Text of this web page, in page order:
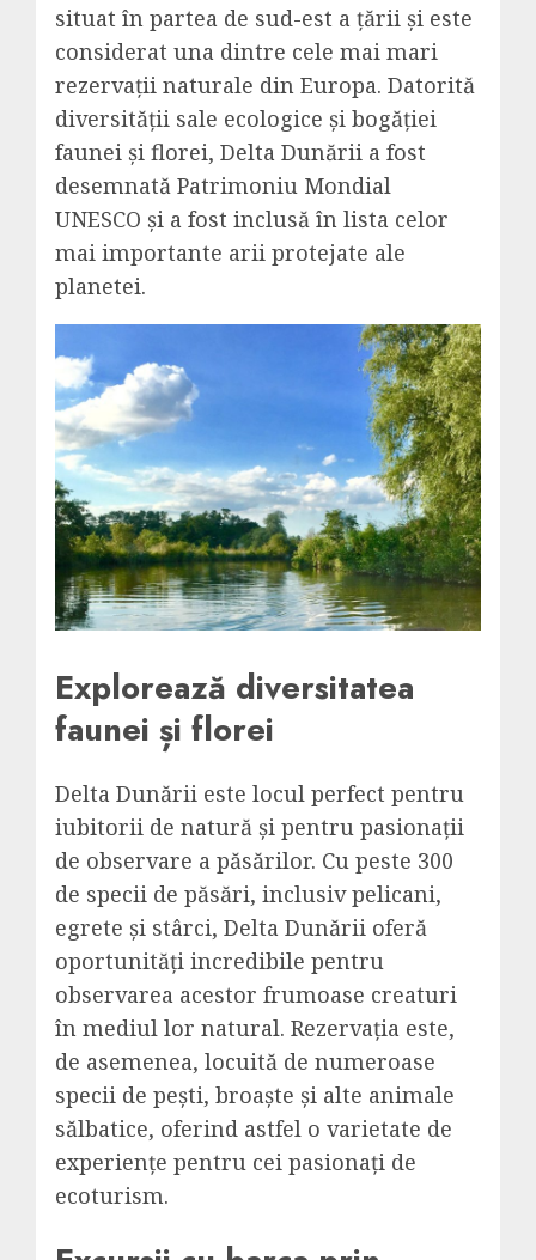
situat în partea de sud-est a țării și este
considerat una dintre cele mai mari
rezervații naturale din Europa. Datorită
diversității sale ecologice și bogăției
faunei și florei, Delta Dunării a fost
desemnată Patrimoniu Mondial
UNESCO și a fost inclusă în lista celor
mai importante arii protejate ale
planetei.
Explorează diversitatea
faunei și florei
Delta Dunării este locul perfect pentru
iubitorii de natură și pentru pasionații
de observare a păsărilor. Cu peste 300
de specii de păsări, inclusiv pelicani,
egrete și stârci, Delta Dunării oferă
oportunități incredibile pentru
observarea acestor frumoase creaturi
în mediul lor natural. Rezervația este,
de asemenea, locuită de numeroase
specii de pești, broaște și alte animale
sălbatice, oferind astfel o varietate de
experiențe pentru cei pasionați de
ecoturism.